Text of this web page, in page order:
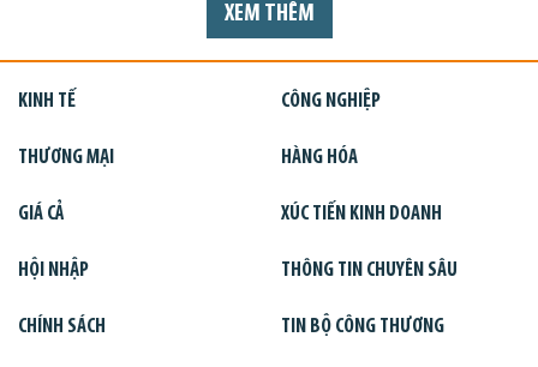
XEM THÊM
KINH TẾ CÔNG NGHIỆP
THƯƠNG MẠI HÀNG HÓA
GIÁ CẢ XÚC TIẾN KINH DOANH
HỘI NHẬP THÔNG TIN CHUYÊN SÂU
CHÍNH SÁCH TIN BỘ CÔNG THƯƠNG